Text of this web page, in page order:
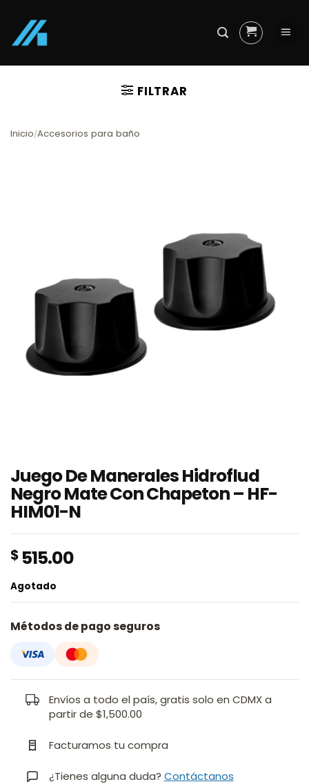
content
FILTRAR
Inicio/Accesorios para baño
Juego De Manerales Hidroflud
Negro Mate Con Chapeton – HF-
HIM01-N
$ 515.00
Agotado
Métodos de pago seguros
Envíos a todo el país, gratis solo en CDMX a
partir de $1,500.00
Facturamos tu compra
¿Tienes alguna duda? Contáctanos